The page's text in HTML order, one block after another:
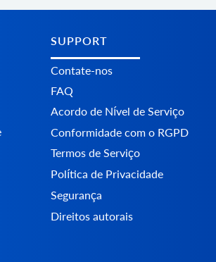
SUPPORT
Contate-nos
FAQ
Acordo de Nível de Serviço
Conformidade com o RGPD
Termos de Serviço
Política de Privacidade
Segurança
Direitos autorais